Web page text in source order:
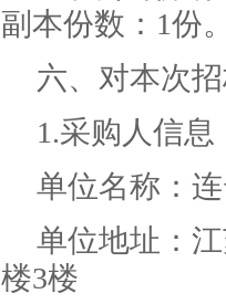
副本份数：1份
六、对本次
1.采购人信息
单位名称：
单位地址：
楼3楼